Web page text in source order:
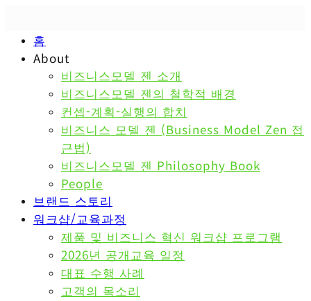
홈
About
비즈니스모델 젠 소개
비즈니스모델 젠의 철학적 배경
컨셉-계획-실행의 합치
비즈니스 모델 젠 (Business Model Zen 접
근법)
비즈니스모델 젠 Philosophy Book
People
브랜드 스토리
워크샵/교육과정
제품 및 비즈니스 혁신 워크샵 프로그램
2026년 공개교육 일정
대표 수행 사례
고객의 목소리